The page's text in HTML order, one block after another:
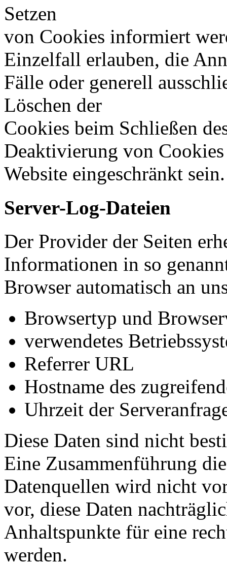
Setzen
von Cookies informiert
Einzelfall erlauben, die
Fälle oder generell
Löschen der
Cookies beim Schließen
Deaktivierung von
Website eingeschränkt sein.
Server-Log-Dateien
Der Provider der Seiten
Informationen in so
Browser automatisch an
Browsertyp und
verwendetes
Referrer URL
Hostname des
Uhrzeit der
Diese Daten sind nicht
Eine Zusammenführung
Datenquellen wird nicht
vor, diese Daten
Anhaltspunkte für eine
werden.